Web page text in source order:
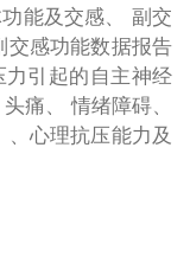
能及交感、 副交
交感功能数据报告
引起的自主神经
痛、 情绪障碍、
心理抗压能力及